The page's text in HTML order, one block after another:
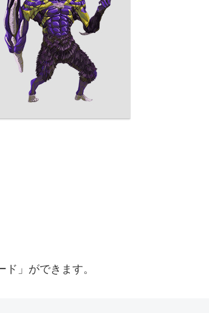
」ができます。